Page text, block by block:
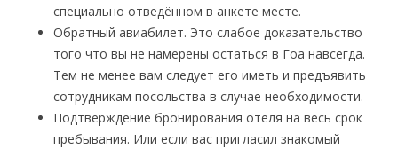
специально отведённом в анкете месте.
Обратный авиабилет. Это слабое доказательство
того что вы не намерены остаться в Гоа навсегда.
Тем не менее вам следует его иметь и предъявить
сотрудникам посольства в случае необходимости.
Подтверждение бронирования отеля на весь срок
пребывания. Или если вас пригласил знакомый